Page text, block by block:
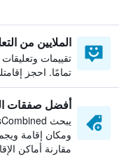
الملايين من
تقييمات
تمامًا. احجز
أفضل صفقات
ومكان إقامة
مقارنة أماكن